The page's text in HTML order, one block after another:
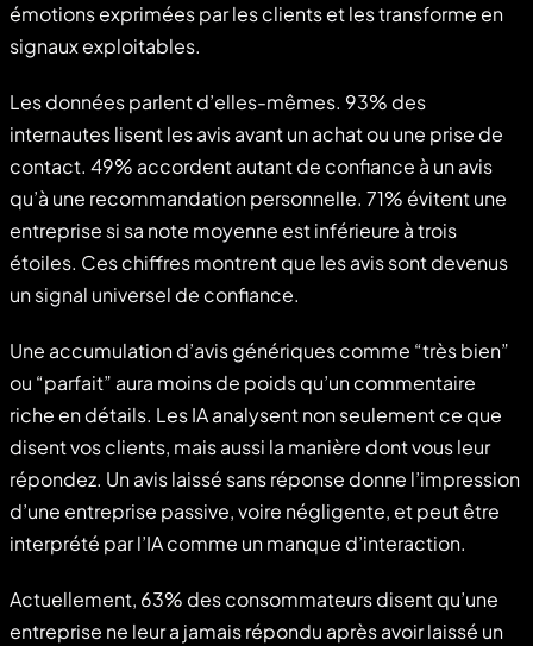
émotions exprimées par les clients et les transforme en
signaux exploitables.
Les données parlent d’elles-mêmes. 93% des
internautes lisent les avis avant un achat ou une prise de
contact. 49% accordent autant de confiance à un avis
qu’à une recommandation personnelle. 71% évitent une
entreprise si sa note moyenne est inférieure à trois
étoiles. Ces chiffres montrent que les avis sont devenus
un signal universel de confiance.
Une accumulation d’avis génériques comme “très bien”
ou “parfait” aura moins de poids qu’un commentaire
riche en détails. Les IA analysent non seulement ce que
disent vos clients, mais aussi la manière dont vous leur
répondez. Un avis laissé sans réponse donne l’impression
d’une entreprise passive, voire négligente, et peut être
interprété par l’IA comme un manque d’interaction.
Actuellement, 63% des consommateurs disent qu’une
entreprise ne leur a jamais répondu après avoir laissé un